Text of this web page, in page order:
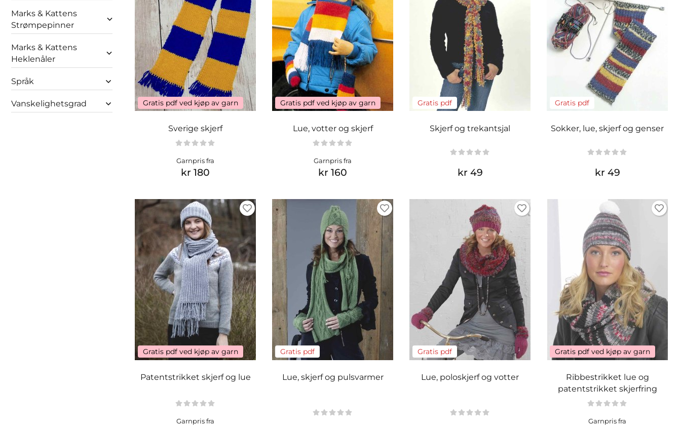
Marks & Kattens
Strømpepinner
Marks & Kattens
Heklenåler
Språk
Vanskelighetsgrad Gratis pdf ved kjøp av garn
Sverige skjerf
Garnpris fra
kr 180
Gratis pdf ved kjøp av garn
Lue, votter og skjerf
Garnpris fra
kr 160
Gratis pdf
Skjerf og trekantsjal
kr 49
Gratis pdf
Sokker, lue, skjerf og genser
kr 49
Gratis pdf ved kjøp av garn
Patentstrikket skjerf og lue
Garnpris fra
Gratis pdf
Lue, skjerf og pulsvarmer
Gratis pdf
Lue, poloskjerf og votter
Gratis pdf ved kjøp av garn
Ribbestrikket lue og
patentstrikket skjerfring
Garnpris fra